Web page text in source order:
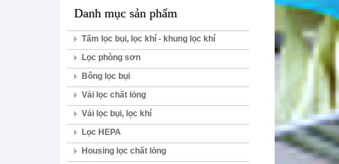
Danh mục sản phẩm
Tấm lọc bụi, lọc khí - khung lọc khí
Lọc phòng sơn
Bông lọc bụi
Vải lọc chất lỏng
Vải lọc bụi, lọc khí
Lọc HEPA
Housing lọc chất lỏng